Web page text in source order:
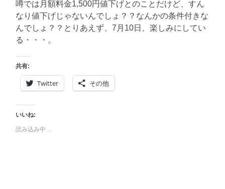
噂では月額料金1,500円値下げとのことだけど、すん
なり値下げじゃないんでしょ？？なんかの条件付きな
んでしょ？？とりあえず、7月10日、楽しみにしてい
る・・・。
共有:
Twitter その他
いいね:
読み込み中…